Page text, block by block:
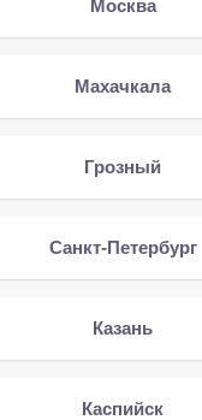
Москва
Махачкала
Грозный
Санкт-Петербург
Казань
Каспийск